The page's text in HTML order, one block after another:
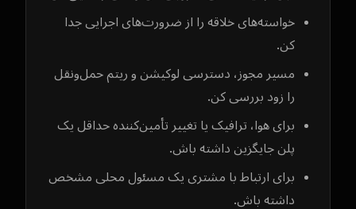
خواسته‌های خلاقه را از ضرورت‌های اجرایی جدا
کن.
مسیر مجوز، دسترسی لوکیشن و ریتم حمل‌ونقل
را زود بررسی کن.
برای هوا، ترافیک یا تغییر تأمین‌کننده حداقل یک
پلن جایگزین داشته باش.
برای ارتباط با مشتری یک مسئول محلی مشخص
داشته باش.